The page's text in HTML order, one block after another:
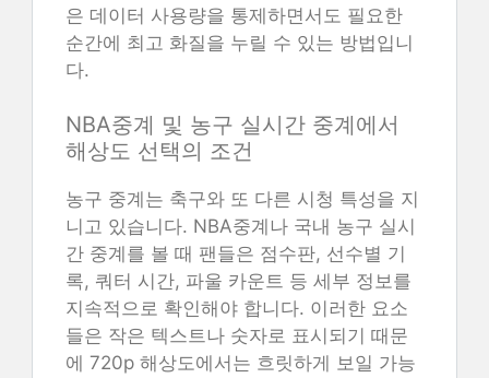
은 데이터 사용량을 통제하면서도 필요한
순간에 최고 화질을 누릴 수 있는 방법입니
다.
NBA중계 및 농구 실시간 중계에서
해상도 선택의 조건
농구 중계는 축구와 또 다른 시청 특성을 지
니고 있습니다. NBA중계나 국내 농구 실시
간 중계를 볼 때 팬들은 점수판, 선수별 기
록, 쿼터 시간, 파울 카운트 등 세부 정보를
지속적으로 확인해야 합니다. 이러한 요소
들은 작은 텍스트나 숫자로 표시되기 때문
에 720p 해상도에서는 흐릿하게 보일 가능